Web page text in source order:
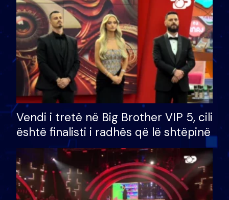
Vendi i tretë në Big Brother VIP 5, cili
është finalisti i radhës që lë shtëpinë